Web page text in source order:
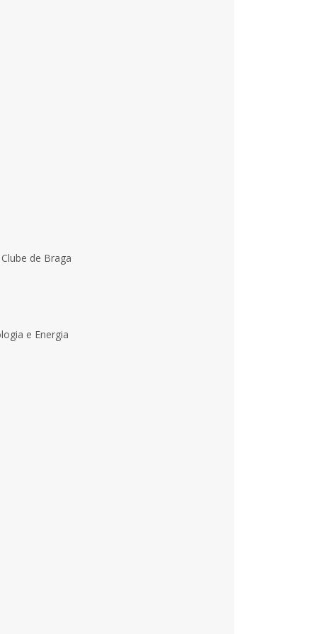
de Braga
e Energia